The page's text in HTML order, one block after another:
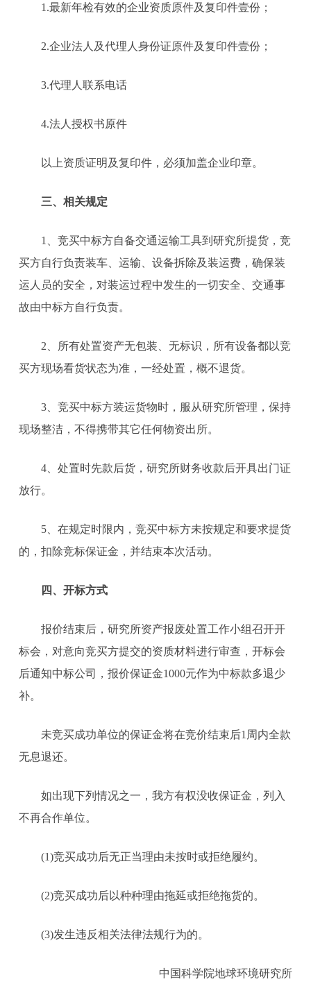
1.最新年检有效的企业资质原件及复印件壹份；
2.企业法人及代理人身份证原件及复印件壹份；
3.代理人联系电话
4.法人授权书原件
以上资质证明及复印件，必须加盖企业印章。
三、相关规定
1、竞买中标方自备交通运输工具到研究所提货，竞
买方自行负责装车、运输、设备拆除及装运费，确保装
运人员的安全，对装运过程中发生的一切安全、交通事
故由中标方自行负责。
2、所有处置资产无包装、无标识，所有设备都以竞
买方现场看货状态为准，一经处置，概不退货。
3、竞买中标方装运货物时，服从研究所管理，保持
现场整洁，不得携带其它任何物资出所。
4、处置时先款后货，研究所财务收款后开具出门证
放行。
5、在规定时限内，竞买中标方未按规定和要求提货
的，扣除竞标保证金，并结束本次活动。
四、开标方式
报价结束后，研究所资产报废处置工作小组召开开
标会，对意向竞买方提交的资质材料进行审查，开标会
后通知中标公司，报价保证金1000元作为中标款多退少
补。
未竞买成功单位的保证金将在竞价结束后1周内全款
无息退还。
如出现下列情况之一，我方有权没收保证金，列入
不再合作单位。
(1)竞买成功后无正当理由未按时或拒绝履约。
(2)竞买成功后以种种理由拖延或拒绝拖货的。
(3)发生违反相关法律法规行为的。
中国科学院地球环境研究所